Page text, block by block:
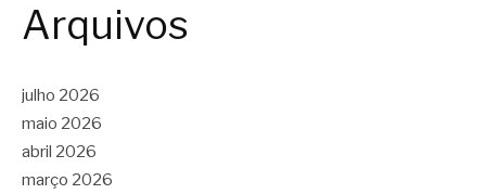
Arquivos
julho 2026
maio 2026
abril 2026
março 2026